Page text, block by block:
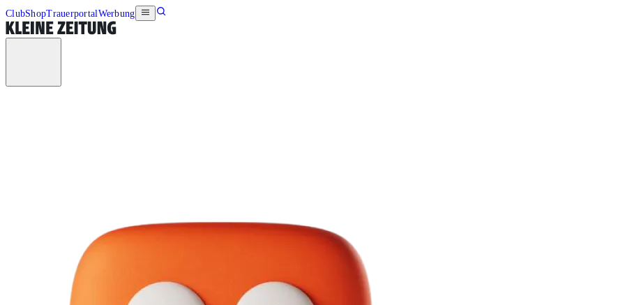
ClubShopTrauerportalWerbung